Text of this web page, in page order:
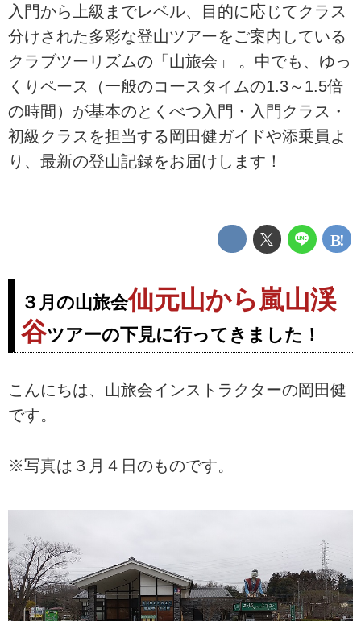
入門から上級までレベル、目的に応じてクラス
分けされた多彩な登山ツアーをご案内している
クラブツーリズムの「山旅会」 。中でも、ゆっ
くりペース（一般のコースタイムの1.3～1.5倍
の時間）が基本のとくべつ入門・入門クラス・
初級クラスを担当する岡田健ガイドや添乗員よ
り、最新の登山記録をお届けします！
３月の山旅会仙元山から嵐山渓
谷ツアーの下見に行ってきました！
こんにちは、山旅会インストラクターの岡田健
です。
※写真は３月４日のものです。